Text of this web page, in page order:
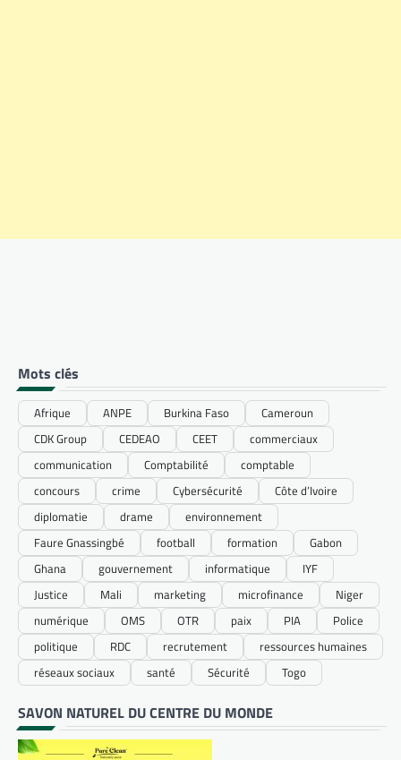
Mots clés
Afrique ANPE Burkina Faso
Cameroun
CDK Group
CEDEAO CEET
commerciaux
communication
Comptabilité
comptable
concours
crime Cybersécurité
Côte d’Ivoire
diplomatie
drame
environnement
Faure Gnassingbé
football formation
Gabon
Ghana
gouvernement informatique
IYF
Justice
Mali marketing microfinance
Niger
numérique
OMS OTR paix PIA
Police
politique
RDC recrutement
ressources humaines
réseaux sociaux
santé Sécurité Togo
SAVON NATUREL DU CENTRE DU MONDE